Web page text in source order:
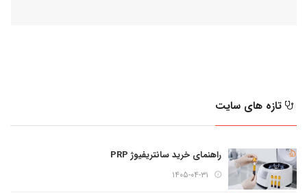
تازه های سایت
راهنمای خرید سانتریفیوژ PRP
۱۴۰۵-۰۴-۳۱